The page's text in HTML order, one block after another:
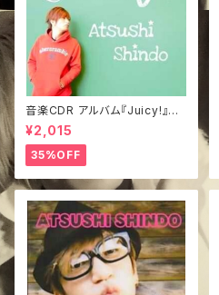
音楽CDR アルバム『Juicy!』み
どジャケVer.
¥2,015
35%OFF